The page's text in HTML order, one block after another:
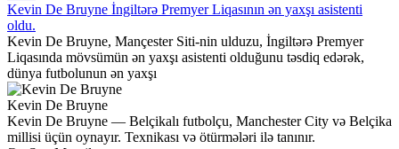
Kevin De Bruyne İngiltərə Premyer Liqasının ən yaxşı asistenti
oldu.
Kevin De Bruyne, Mançester Siti-nin ulduzu, İngiltərə Premyer
Liqasında mövsümün ən yaxşı asistenti olduğunu təsdiq edərək,
dünya futbolunun ən yaxşı
Kevin De Bruyne
Kevin De Bruyne — Belçikalı futbolçu, Manchester City və Belçika
millisi üçün oynayır. Texnikası və ötürmələri ilə tanınır.